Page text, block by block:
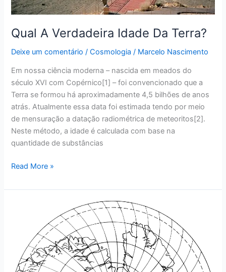
Qual A Verdadeira Idade Da Terra?
Deixe um comentário /Cosmologia / Marcelo Nascimento
Em nossa ciência moderna – nascida em meados do
século XVI com Copérnico[1] – foi convencionado que a
Terra se formou há aproximadamente 4,5 bilhões de anos
atrás. Atualmente essa data foi estimada tendo por meio
de mensuração a datação radiométrica de meteoritos[2].
Neste método, a idade é calculada com base na
quantidade de substâncias
Read More »
Mostram
Costa
Da